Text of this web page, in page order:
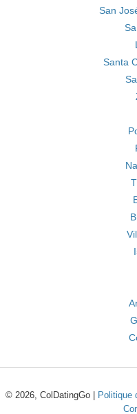
San
Santa
© 2026, ColDatingGo | Politique